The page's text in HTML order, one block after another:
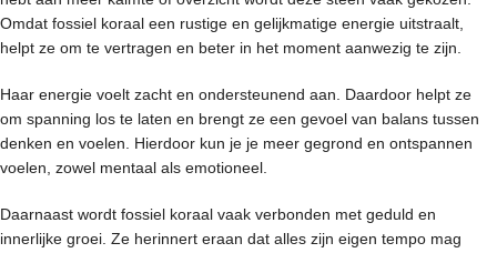
Omdat fossiel koraal een rustige en gelijkmatige energie uitstraalt,
helpt ze om te vertragen en beter in het moment aanwezig te zijn.
Haar energie voelt zacht en ondersteunend aan. Daardoor helpt ze
om spanning los te laten en brengt ze een gevoel van balans tussen
denken en voelen. Hierdoor kun je je meer gegrond en ontspannen
voelen, zowel mentaal als emotioneel.
Daarnaast wordt fossiel koraal vaak verbonden met geduld en
innerlijke groei. Ze herinnert eraan dat alles zijn eigen tempo mag